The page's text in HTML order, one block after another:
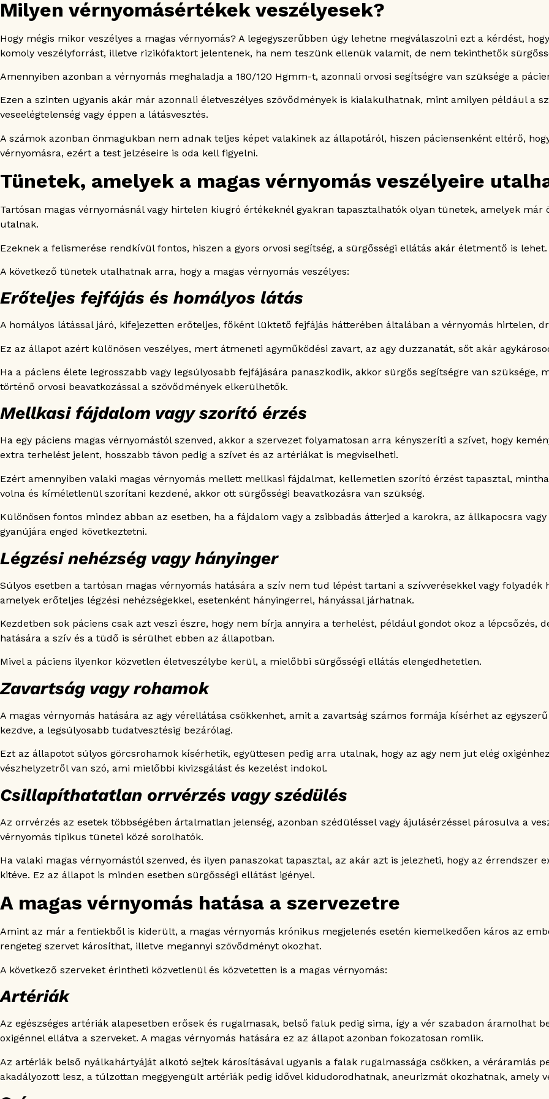
Milyen vérnyomásértékek veszélyesek?
Hogy mégis mikor veszélyes a magas vérnyomás? A legegyszerűbben úgy lehetne megválaszolni ezt a kérdést,
komoly veszélyforrást, illetve rizikófaktort jelentenek, ha nem teszünk ellenük valamit, de nem tekinthetők
Amennyiben azonban a vérnyomás meghaladja a 180/120 Hgmm-t, azonnali orvosi segítségre van szüksége a
Ezen a szinten ugyanis akár már azonnali életveszélyes szövődmények is kialakulhatnak, mint amilyen például a
veseelégtelenség vagy éppen a látásvesztés.
A számok azonban önmagukban nem adnak teljes képet valakinek az állapotáról, hiszen páciensenként eltérő,
vérnyomásra, ezért a test jelzéseire is oda kell figyelni.
Tünetek, amelyek a magas vérnyomás veszélyeire
Tartósan magas vérnyomásnál vagy hirtelen kiugró értékeknél gyakran tapasztalhatók olyan tünetek, amelyek már
utalnak.
Ezeknek a felismerése rendkívül fontos, hiszen a gyors orvosi segítség, a sürgősségi ellátás akár életmentő is lehet.
A következő tünetek utalhatnak arra, hogy a magas vérnyomás veszélyes:
Erőteljes fejfájás és homályos látás
A homályos látással járó, kifejezetten erőteljes, főként lüktető fejfájás hátterében általában a vérnyomás hirtelen,
Ez az állapot azért különösen veszélyes, mert átmeneti agyműködési zavart, az agy duzzanatát, sőt akár
Ha a páciens élete legrosszabb vagy legsúlyosabb fejfájására panaszkodik, akkor sürgős segítségre van szüksége,
történő orvosi beavatkozással a szövődmények elkerülhetők.
Mellkasi fájdalom vagy szorító érzés
Ha egy páciens magas vérnyomástól szenved, akkor a szervezet folyamatosan arra kényszeríti a szívet, hogy
extra terhelést jelent, hosszabb távon pedig a szívet és az artériákat is megviselheti.
Ezért amennyiben valaki magas vérnyomás mellett mellkasi fájdalmat, kellemetlen szorító érzést tapasztal,
volna és kíméletlenül szorítani kezdené, akkor ott sürgősségi beavatkozásra van szükség.
Különösen fontos mindez abban az esetben, ha a fájdalom vagy a zsibbadás átterjed a karokra, az állkapocsra
gyanújára enged következtetni.
Légzési nehézség vagy hányinger
Súlyos esetben a tartósan magas vérnyomás hatására a szív nem tud lépést tartani a szívverésekkel vagy
amelyek erőteljes légzési nehézségekkel, esetenként hányingerrel, hányással járhatnak.
Kezdetben sok páciens csak azt veszi észre, hogy nem bírja annyira a terhelést, például gondot okoz a lépcsőzés,
hatására a szív és a tüdő is sérülhet ebben az állapotban.
Mivel a páciens ilyenkor közvetlen életveszélybe kerül, a mielőbbi sürgősségi ellátás elengedhetetlen.
Zavartság vagy rohamok
A magas vérnyomás hatására az agy vérellátása csökkenhet, amit a zavartság számos formája kísérhet az
kezdve, a legsúlyosabb tudatvesztésig bezárólag.
Ezt az állapotot súlyos görcsrohamok kísérhetik, együttesen pedig arra utalnak, hogy az agy nem jut elég
vészhelyzetről van szó, ami mielőbbi kivizsgálást és kezelést indokol.
Csillapíthatatlan orrvérzés vagy szédülés
Az orrvérzés az esetek többségében ártalmatlan jelenség, azonban szédüléssel vagy ájulásérzéssel párosulva a
vérnyomás tipikus tünetei közé sorolhatók.
Ha valaki magas vérnyomástól szenved, és ilyen panaszokat tapasztal, az akár azt is jelezheti, hogy az érrendszer
kitéve. Ez az állapot is minden esetben sürgősségi ellátást igényel.
A magas vérnyomás hatása a szervezetre
Amint az már a fentiekből is kiderült, a magas vérnyomás krónikus megjelenés esetén kiemelkedően káros az
rengeteg szervet károsíthat, illetve megannyi szövődményt okozhat.
A következő szerveket érintheti közvetlenül és közvetetten is a magas vérnyomás:
Artériák
Az egészséges artériák alapesetben erősek és rugalmasak, belső faluk pedig sima, így a vér szabadon áramolhat
oxigénnel ellátva a szerveket. A magas vérnyomás hatására ez az állapot azonban fokozatosan romlik.
Az artériák belső nyálkahártyáját alkotó sejtek károsításával ugyanis a falak rugalmassága csökken, a véráramlás
akadályozott lesz, a túlzottan meggyengült artériák pedig idővel kidudorodhatnak, aneurizmát okozhatnak, amely